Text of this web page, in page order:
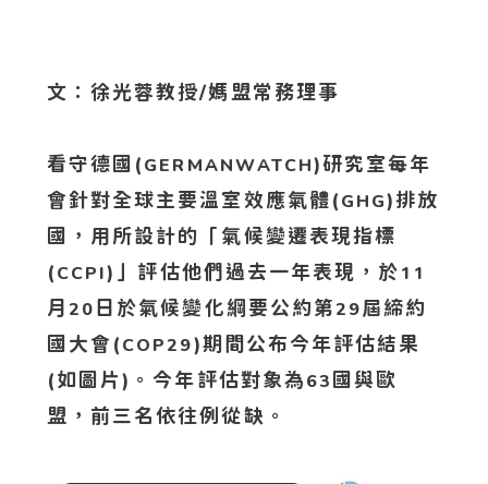
文：徐光蓉教授/媽盟常務理事
看守德國( GERMANWATCH)研究室每年
會針對全球主要溫室效應氣體( GHG)排放
國，用所設計的「氣候變遷表現指標
( CCPI)」評估他們過去一年表現，於 11
月20 日於氣候變化綱要公約第29屆締約
國大會( COP29)期間公布今年評估結果
(如圖片) 。今年評估對象為 63 國與歐
盟，前三名依往例從缺。